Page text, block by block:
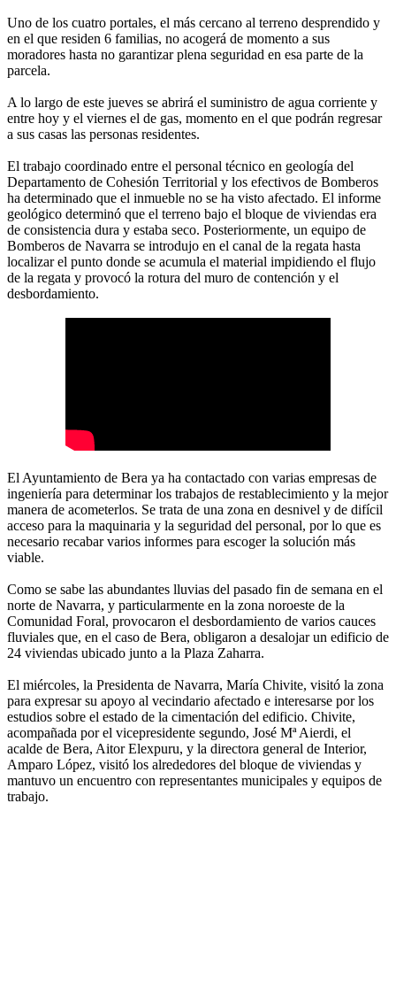
Uno de los cuatro portales, el más cercano al terreno desprendido y
en el que residen 6 familias, no acogerá de momento a sus
moradores hasta no garantizar plena seguridad en esa parte de la
parcela.
A lo largo de este jueves se abrirá el suministro de agua corriente y
entre hoy y el viernes el de gas, momento en el que podrán regresar
a sus casas las personas residentes.
El trabajo coordinado entre el personal técnico en geología del
Departamento de Cohesión Territorial y los efectivos de Bomberos
ha determinado que el inmueble no se ha visto afectado. El informe
geológico determinó que el terreno bajo el bloque de viviendas era
de consistencia dura y estaba seco. Posteriormente, un equipo de
Bomberos de Navarra se introdujo en el canal de la regata hasta
localizar el punto donde se acumula el material impidiendo el flujo
de la regata y provocó la rotura del muro de contención y el
desbordamiento.
El Ayuntamiento de Bera ya ha contactado con varias empresas de
ingeniería para determinar los trabajos de restablecimiento y la mejor
manera de acometerlos. Se trata de una zona en desnivel y de difícil
acceso para la maquinaria y la seguridad del personal, por lo que es
necesario recabar varios informes para escoger la solución más
viable.
Como se sabe las abundantes lluvias del pasado fin de semana en el
norte de Navarra, y particularmente en la zona noroeste de la
Comunidad Foral, provocaron el desbordamiento de varios cauces
fluviales que, en el caso de Bera, obligaron a desalojar un edificio de
24 viviendas ubicado junto a la Plaza Zaharra.
El miércoles, la Presidenta de Navarra, María Chivite, visitó la zona
para expresar su apoyo al vecindario afectado e interesarse por los
estudios sobre el estado de la cimentación del edificio. Chivite,
acompañada por el vicepresidente segundo, José Mª Aierdi, el
acalde de Bera, Aitor Elexpuru, y la directora general de Interior,
Amparo López, visitó los alrededores del bloque de viviendas y
mantuvo un encuentro con representantes municipales y equipos de
trabajo.